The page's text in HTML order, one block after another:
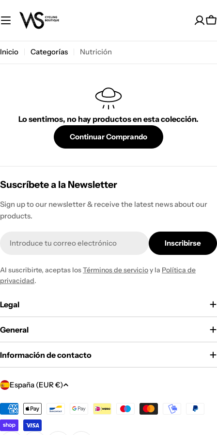
al
contenido
Inicio Categorías Nutrición
Lo sentimos, no hay productos en esta colección.
Continuar Comprando
Suscríbete a la Newsletter
Sign up to our newsletter & receive the latest news about our
products.
electrónico
Inscribirse
Al suscribirte, aceptas losTérminos de servicioy la Política de
privacidad.
Legal
General
Información de contacto
P
í
s
España (EUR €)
Métodos
de
pago